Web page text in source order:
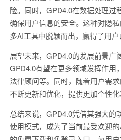
险。同时，GPD4.0在数据处理过
确保用户信息的安全。这种对隐
多AI工具中脱颖而出，赢得了用户
展望未来，GPD4.0的发展前景广
GPD4.0有望在更多领域发挥作用
法律顾问等。同时，随着用户需
不断更新和优化，提供更加个性化
总结来说，GPD4.0凭借其强大的
使用模式，成为了当前最受欢迎